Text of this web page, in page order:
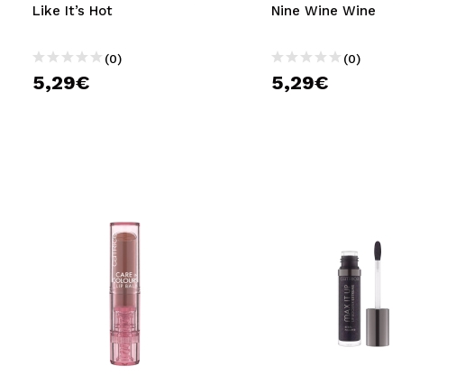
Like It’s Hot
(0)
5,29€
Nine Wine Wine
(0)
5,29€